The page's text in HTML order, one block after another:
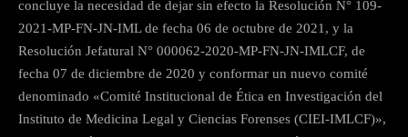
concluye la necesidad de dejar sin efecto la Resolución N° 109-
2021-MP-FN-JN-IML de fecha 06 de octubre de 2021, y la
Resolución Jefatural N° 000062-2020-MP-FN-JN-IMLCF, de
fecha 07 de diciembre de 2020 y conformar un nuevo comité
denominado «Comité Institucional de Ética en Investigación del
Instituto de Medicina Legal y Ciencias Forenses (CIEI-IMLCF)»,